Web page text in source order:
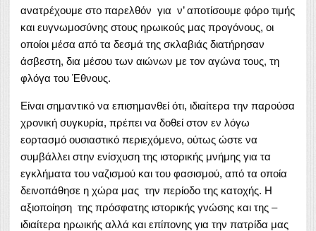
ανατρέχουμε στο παρελθόν για ν’ αποτίσουμε φόρο τιμής
και ευγνωμοσύνης στους ηρωικούς μας προγόνους, οι
οποίοι μέσα από τα δεσμά της σκλαβιάς διατήρησαν
άσβεστη, δια μέσου των αιώνων με τον αγώνα τους, τη
φλόγα του Έθνους.
Είναι σημαντικό να επισημανθεί ότι, ιδιαίτερα την παρούσα
χρονική συγκυρία, πρέπει να δοθεί στον εν λόγω
εορτασμό ουσιαστικό περιεχόμενο, ούτως ώστε να
συμβάλλει στην ενίσχυση της ιστορικής μνήμης για τα
εγκλήματα του ναζισμού και του φασισμού, από τα οποία
δεινοπάθησε η χώρα μας την περίοδο της κατοχής. Η
αξιοποίηση της πρόσφατης ιστορικής γνώσης και της –
ιδιαίτερα ηρωικής αλλά και επίπονης για την πατρίδα μας